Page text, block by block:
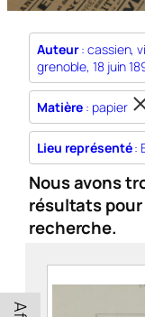
Auteur: cassien,
grenoble, 18 juin
Matière : papier
Lieu représenté:
Nous avons
résultats
recherche.